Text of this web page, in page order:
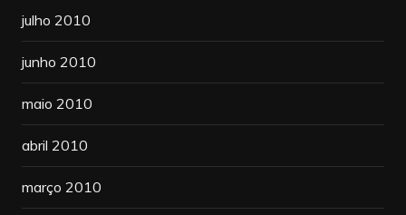
julho 2010
junho 2010
maio 2010
abril 2010
março 2010